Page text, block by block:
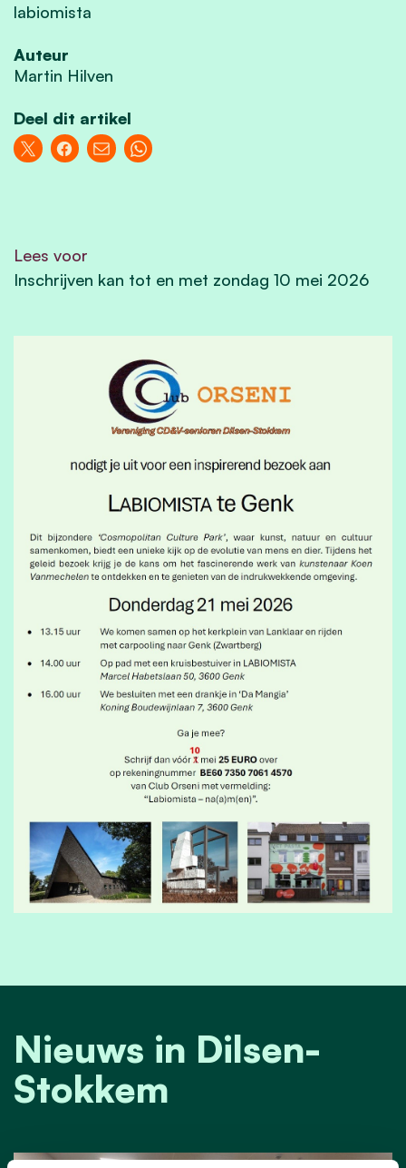
labiomista
Auteur
Martin Hilven
Deel dit artikel
Lees voor
Inschrijven kan tot en met zondag 10 mei 2026
Nieuws in Dilsen-
Stokkem